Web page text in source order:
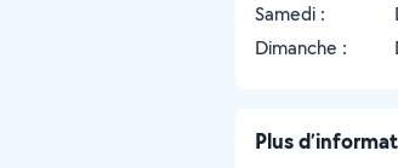
Samedi :
Dimanche :
Plus